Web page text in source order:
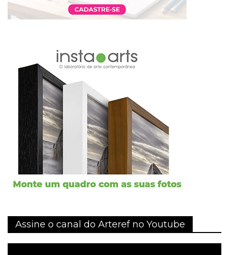
Assine o canal do Arteref no Youtube